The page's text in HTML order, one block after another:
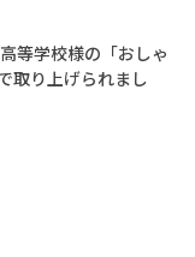
等学校様の「おしゃ
取り上げられまし